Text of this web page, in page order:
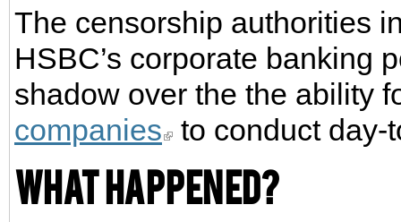
The censorship authorities
HSBC’s corporate banking
shadow over the the ability
companies to conduct day-
What happened?